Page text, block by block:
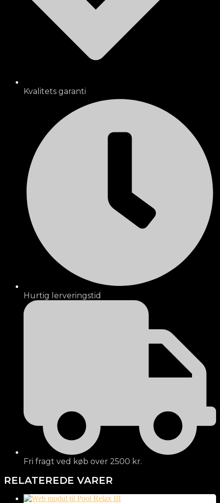
Kvalitets garanti
Hurtig lerveringstid
Fri fragt ved køb over 2500 kr.
RELATEREDE VARER